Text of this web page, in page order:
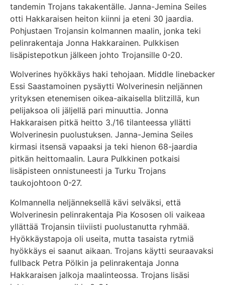
tandemin Trojans takakentälle. Janna-Jemina Seiles
otti Hakkaraisen heiton kiinni ja eteni 30 jaardia.
Pohjustaen Trojansin kolmannen maalin, jonka teki
pelinrakentaja Jonna Hakkarainen. Pulkkisen
lisäpistepotkun jälkeen johto Trojansille 0-20.
Wolverines hyökkäys haki tehojaan. Middle linebacker
Essi Saastamoinen pysäytti Wolverinesin neljännen
yrityksen etenemisen oikea-aikaisella blitzillä, kun
pelijaksoa oli jäljellä pari minuuttia. Jonna
Hakkaraisen pitkä heitto 3./16 tilanteessa yllätti
Wolverinesin puolustuksen. Janna-Jemina Seiles
kirmasi itsensä vapaaksi ja teki hienon 68-jaardia
pitkän heittomaalin. Laura Pulkkinen potkaisi
lisäpisteen onnistuneesti ja Turku Trojans
taukojohtoon 0-27.
Kolmannella neljänneksellä kävi selväksi, että
Wolverinesin pelinrakentaja Pia Kososen oli vaikeaa
yllättää Trojansin tiiviisti puolustanutta ryhmää.
Hyökkäystapoja oli useita, mutta tasaista rytmiä
hyökkäys ei saanut aikaan. Trojans käytti seuraavaksi
fullback Petra Pölkin ja pelinrakentaja Jonna
Hakkaraisen jalkoja maalinteossa. Trojans lisäsi